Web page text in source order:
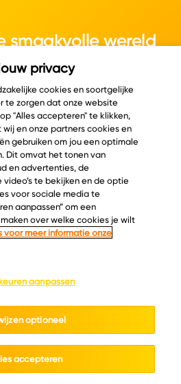
smaakvolle wereld
kaas.
2026 Velder
Informatie
Over ons
Ontdek
Keurmerken
voorwaarden
privacy
cookies en soortgelijke
te zorgen dat onze website
"Alles accepteren" te klikken,
en onze partners cookies en
gebruiken om jou een optimale
Dit omvat het tonen van
en advertenties, de
te bekijken en de optie
voor sociale media te
aanpassen” om een
over welke cookies je wilt
voor meer informatie onze
aanpassen
optioneel
accepteren